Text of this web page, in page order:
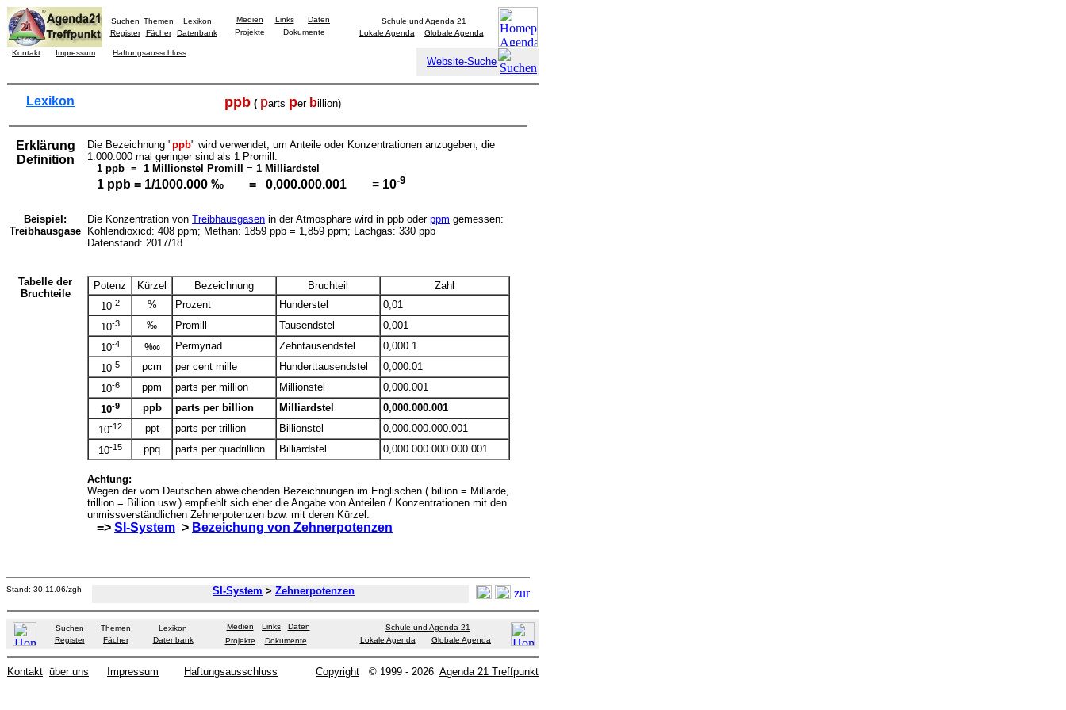
Suchen Themen
Lexikon
Register
Fächer Datenbank
Medien Links
Daten
Projekte
Dokumente
Schule und Agenda 21
Lokale Agenda
Globale Agenda
Kontakt Impressum Haftungsausschluss
Website-Suche
Lexikon ppb( parts per billion)
Erklärung
Definition
Die Bezeichnung "ppb" wird verwendet, um Anteile oder Konzentrationen anzugeben, die
1.000.000 mal geringer sind als 1 Promill.
1 ppb = 1 Millionstel Promill
= 1 Milliardstel
1 ppb = 1/1000.000 ‰ = 0,000.000.001 = 10-9
Beispiel:
Treibhausgase
Die Konzentration von Treibhausgasen in der Atmosphäre wird in ppb oder ppm gemessen:
Kohlendioxicd: 408 ppm; Methan: 1859 ppb = 1,859 ppm; Lachgas: 330 ppb
Datenstand: 2017/18
Tabelle der
Bruchteile
Potenz Kürzel Bezeichnung Bruchteil
Zahl
10-2 % Prozent Hunderstel
0,01
10-3 ‰ Promill Tausendstel
0,001
10-4 ‱ Permyriad Zehntausendstel
0,000.1
10-5 pcm per cent mille Hunderttausendstel
0,000.01
10-6 ppm parts per million Millionstel
0,000.001
10-9 ppb parts per billion Milliardstel
0,000.000.001
10-12 ppt parts per trillion Billionstel
0,000.000.000.001
10-15 ppq parts per quadrillion Billiardstel 0,000.000.000.000.001
Achtung:
Wegen der vom Deutschen abweichenden Bezeichnungen im Englischen ( billion = Millarde,
trillion = Billion usw.) empfiehlt sich eher die Angabe von Anteilen / Konzentrationen mit den
unmissverständlichen Zehnerpotenzen bzw. mit deren Kürzel.
=> SI-System > Bezeichung von Zehnerpotenzen
Stand: 30.11.06/zgh SI-System > Zehnerpotenzen
Suchen Themen
Lexikon
Register
Fächer Datenbank
Medien Links
Daten
Projekte
Dokumente
Schule und Agenda 21
Lokale Agenda
Globale Agenda
Kontakt über uns Impressum Haftungsausschluss Copyright © 1999 - 2026 Agenda 21 Treffpunkt